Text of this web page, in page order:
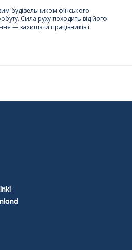
будівельником фінського
Сила руху походить від його
— захищати працівників і